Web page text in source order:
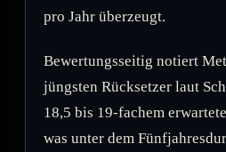
pro Jahr überzeugt.
Bewertungsseitig notiert
jüngsten Rücksetzer laut
18,5 bis 19-fachem
was unter dem